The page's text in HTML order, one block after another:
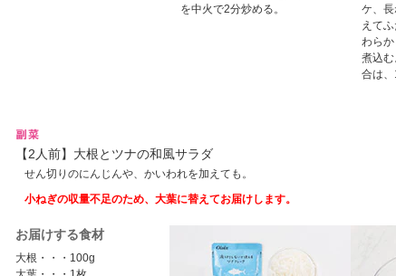
を中火で2分炒める。
ケ、
えて
わら
煮込
合は、
【2人前】大根とツナの和風サラダ
せん切りのにんじんや、かいわれを加えても。
小ねぎの収量不足のため、大葉に替えてお届けします。
お届けする食材
大根・・・100g